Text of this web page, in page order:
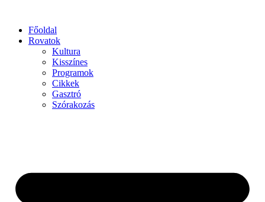
Főoldal
Rovatok
Kultura
Kisszínes
Programok
Cikkek
Gasztró
Szórakozás